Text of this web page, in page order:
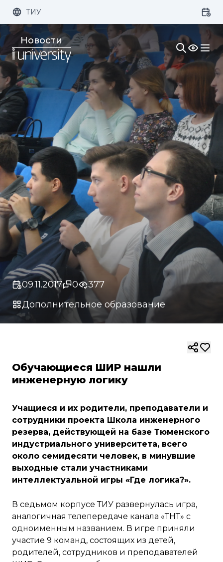
Размер шрифта: Цвет:
Изображения: Кернинг: 1x 2x 3x
Озвучивание:
ТИУ
Новости
09.11.2017 0
377
Дополнительное образование
Обучающиеся ШИР нашли
инженерную логику
Учащиеся и их родители, преподаватели и
сотрудники проекта Школа инженерного
резерва, действующей на базе Тюменского
индустриального университета, всего
около семидесяти человек, в минувшие
выходные стали участниками
интеллектуальной игры «Где логика?».
В седьмом корпусе ТИУ развернулась игра,
аналогичная телепередаче канала «ТНТ» с
одноименным названием. В игре приняли
участие 9 команд, состоящих из детей,
родителей, сотрудников и преподавателей